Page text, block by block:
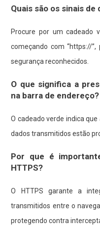
Quais são os sinais
Procure por um cadeado
começando com “https://
segurança reconhecidos.
O que significa a
na barra de endereço?
O cadeado verde indica
dados transmitidos estão
Por que é
HTTPS?
O HTTPS garante a
transmitidos entre o
protegendo contra